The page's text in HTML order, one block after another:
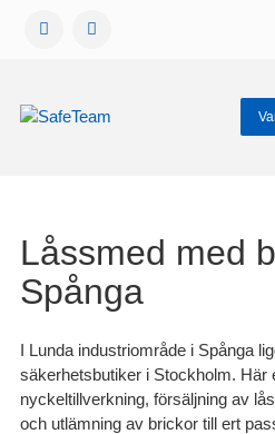
Låssmed med
Spånga
I Lunda industriområde i Spånga
säkerhetsbutiker i Stockholm. Här
nyckeltillverkning, försäljning av
och utlämning av brickor till ert